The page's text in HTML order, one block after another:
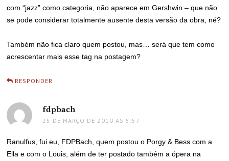
com “jazz” como categoria, não aparece em Gershwin – que não
se pode considerar totalmente ausente desta versão da obra, né?
Também não fica claro quem postou, mas… será que tem como
acrescentar mais esse tag na postagem?
RESPONDER
fdpbachdisse:
25 DE MARÇO DE 2010 ÀS 5:57
Ranulfus, fui eu, FDPBach, quem postou o Porgy & Bess com a
Ella e com o Louis, além de ter postado também a ópera na